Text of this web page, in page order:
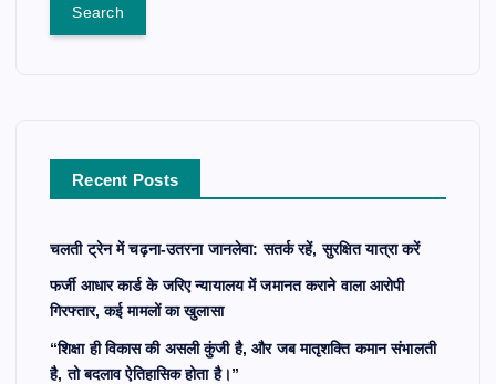
r
Recent Posts
चलती ट्रेन में चढ़ना-उतरना जानलेवा: सतर्क रहें, सुरक्षित यात्रा करें
फर्जी आधार कार्ड के जरिए न्यायालय में जमानत कराने वाला आरोपी
गिरफ्तार, कई मामलों का खुलासा
“शिक्षा ही विकास की असली कुंजी है, और जब मातृशक्ति कमान संभालती
है, तो बदलाव ऐतिहासिक होता है।”